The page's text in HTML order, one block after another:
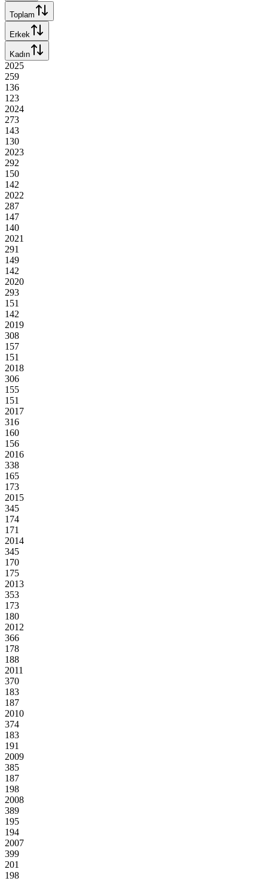
Toplam
Erkek
Kadın
2025
259
136
123
2024
273
143
130
2023
292
150
142
2022
287
147
140
2021
291
149
142
2020
293
151
142
2019
308
157
151
2018
306
155
151
2017
316
160
156
2016
338
165
173
2015
345
174
171
2014
345
170
175
2013
353
173
180
2012
366
178
188
2011
370
183
187
2010
374
183
191
2009
385
187
198
2008
389
195
194
2007
399
201
198